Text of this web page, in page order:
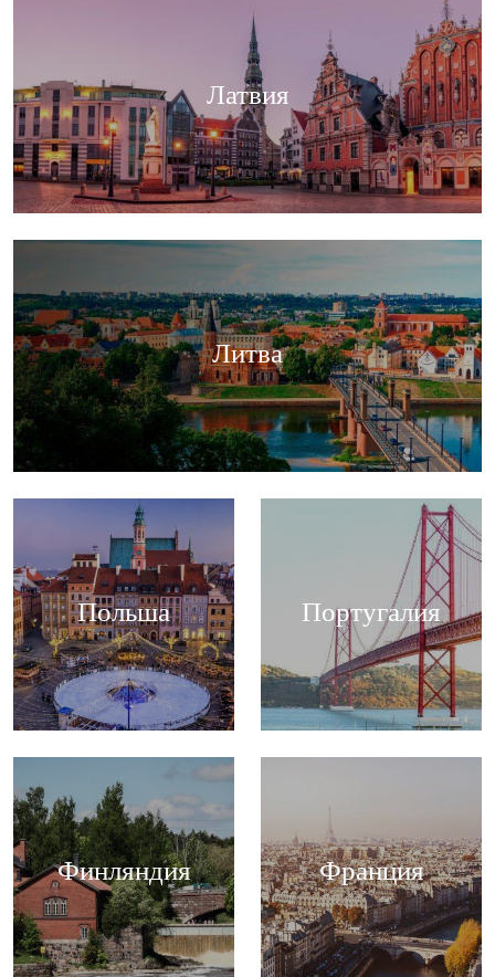
Латвия
Литва
Польша Португалия
Финляндия Франция